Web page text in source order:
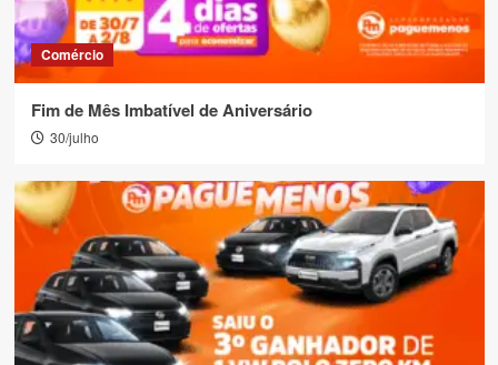
Comércio
Fim de Mês Imbatível de Aniversário
30/julho